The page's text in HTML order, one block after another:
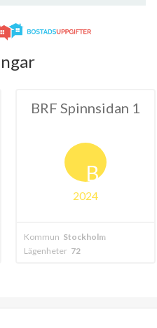
1 BRF
Kommun